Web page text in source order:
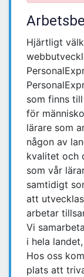
Hjärtligt
som finns
för
lärare som
någon av
kvalitet och
som vår
samtidigt
att
arbetar
Vi
i hela
Hos oss
plats att